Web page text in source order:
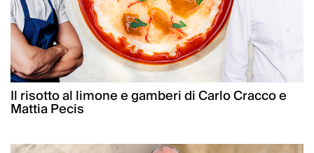
Il risotto al limone e gamberi di Carlo Cracco e
Mattia Pecis